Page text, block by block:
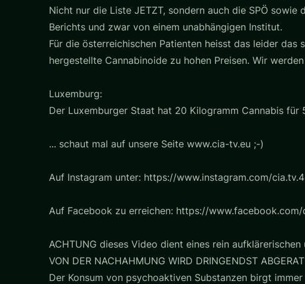
Nicht nur die Liste JETZT, sondern auch die SPÖ
Berichts und zwar von einem unabhängigen Institut.
Für die österreichischen Patienten heisst das leider
hergestellte Cannabinoide zu hohen Preisen. Wir
Luxemburg:
Der Luxemburger Staat hat 20 Kilogramm Cannabis
... schaut mal auf unsere Seite www.cia-tv.eu ;-)
Auf Instagram unter: https://www.instagram.com/
Auf Facebook zu erreichen: https://
ACHTUNG dieses Video dient eines rein
VON DER NACHAHMUNG WIRD DRINGENDST
Der Konsum von psychoaktiven Substanzen birgt immer